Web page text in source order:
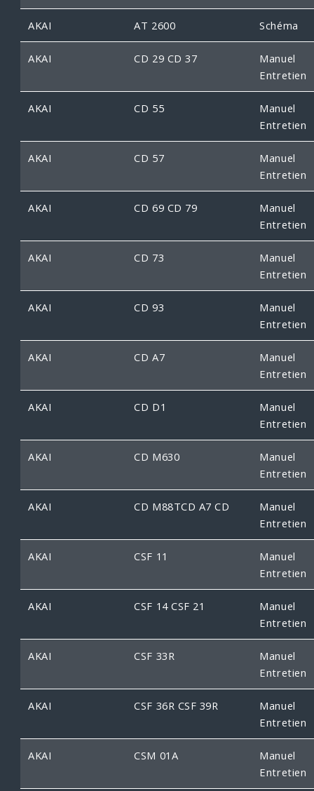
AKAI AT 2600 Schéma
AKAI CD 29 CD 37
Manuel
Entretien
AKAI CD 55
Manuel
Entretien
AKAI CD 57
Manuel
Entretien
AKAI CD 69 CD 79
Manuel
Entretien
AKAI CD 73
Manuel
Entretien
AKAI CD 93
Manuel
Entretien
AKAI CD A7
Manuel
Entretien
AKAI CD D1
Manuel
Entretien
AKAI CD M630
Manuel
Entretien
AKAI CD M88TCD A7 CD
Manuel
Entretien
AKAI CSF 11
Manuel
Entretien
AKAI CSF 14 CSF 21
Manuel
Entretien
AKAI CSF 33R
Manuel
Entretien
AKAI CSF 36R CSF 39R
Manuel
Entretien
AKAI CSM 01A
Manuel
Entretien